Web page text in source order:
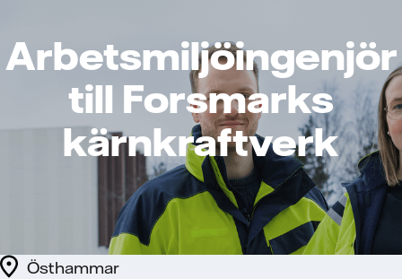
Arbetsmiljöingenjör
till Forsmarks
kärnkraftverk
Östhammar